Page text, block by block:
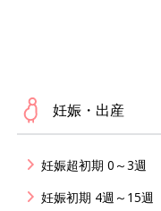
妊娠・出産
妊娠超初期 0～3週
妊娠初期 4週～15週